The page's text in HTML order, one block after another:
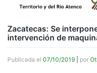
Zacatecas: Se
intervención de
Publicada el 07/10/2019 por